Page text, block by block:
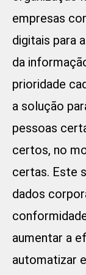
empresas
digitais para
da
prioridade
a solução
pessoas
certos, no
certas. Este
dados
aumentar a
automatizar